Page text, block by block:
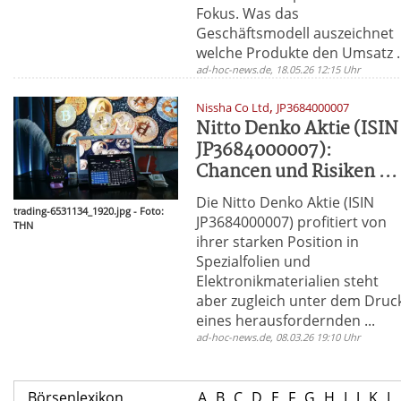
Fokus. Was das
Geschäftsmodell auszeichnet
welche Produkte den Umsatz
ad-hoc-news.de, 18.05.26 12:15 Uhr
trading-6531134_1920.jpg - Foto:
THN
Nissha Co Ltd, JP3684000007
Nitto Denko Aktie (ISIN
JP3684000007):
Chancen und Risiken ...
Die Nitto Denko Aktie (ISIN
JP3684000007) profitiert von
ihrer starken Position in
Spezialfolien und
Elektronikmaterialien steht
aber zugleich unter dem
eines herausfordernden ...
ad-hoc-news.de, 08.03.26 19:10 Uhr
Börsenlexikon A B C D E F G H I J K L